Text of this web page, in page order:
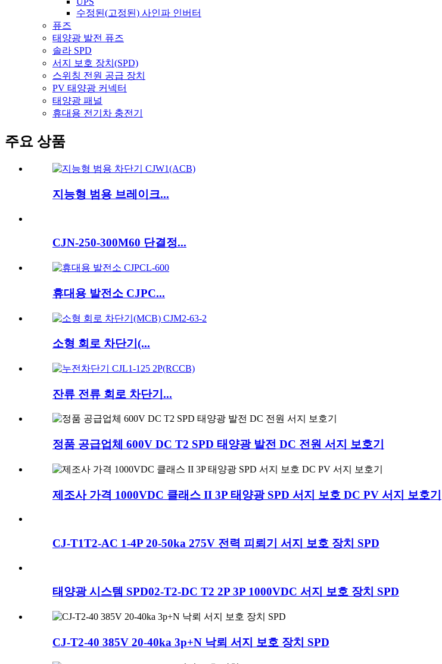
수정된(고정된) 사인파 인버터
퓨즈
태양광 발전 퓨즈
솔라 SPD
서지 보호 장치(SPD)
스위칭 전원 공급 장치
PV 태양광 커넥터
태양광 패널
휴대용 전기차 충전기
주요 상품
지능형 범용 브레이크...
CJN-250-300M60 단결정...
휴대용 발전소 CJPC...
소형 회로 차단기(...
잔류 전류 회로 차단기...
정품 공급업체 600V DC T2 SPD 태양광 발전 DC 전원 서지 보호기
제조사 가격 1000VDC 클래스 II 3P 태양광 SPD 서지 보호 DC PV 서지 보호기
CJ-T1T2-AC 1-4P 20-50ka 275V 전력 피뢰기 서지 보호 장치 SPD
태양광 시스템 SPD02-T2-DC T2 2P 3P 1000VDC 서지 보호 장치 SPD
CJ-T2-40 385V 20-40ka 3p+N 낙뢰 서지 보호 장치 SPD